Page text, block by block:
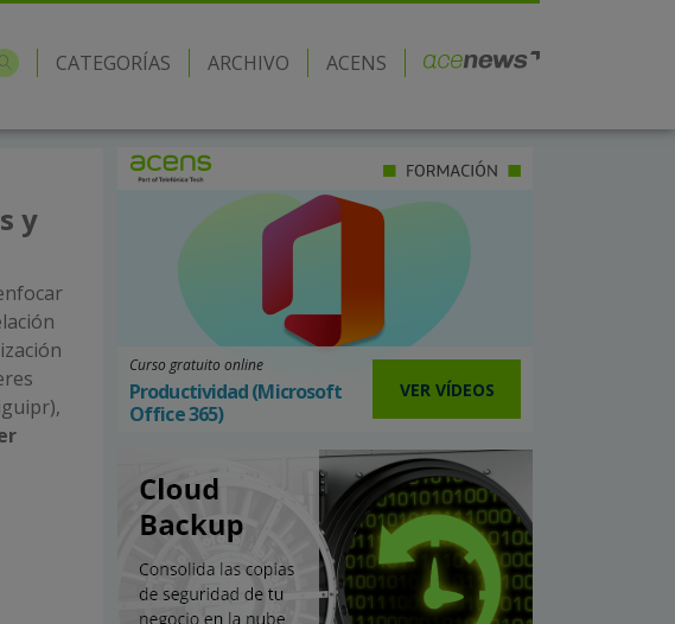
CATEGORÍAS ARCHIVO ACENS
y
Curso gratuito online
Productividad (Microsoft
Office 365)
VER VÍDEOS